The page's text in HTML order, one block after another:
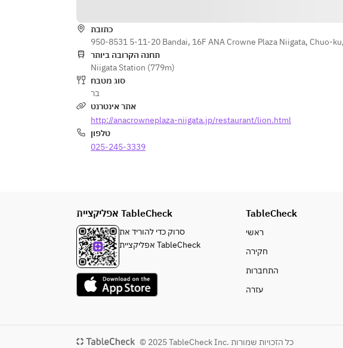
כתובת
950-8531 5-11-20 Bandai, 16F ANA Crowne Plaza Niigata, Chuo-
תחנה הקרובה ביותר
Niigata Station (779m)
סוג מטבח
בר
אתר אינטרנט
http://anacrowneplaza-niigata.jp/restaurant/lion.html
טלפון
025-245-3339
אפליקציית TableCheck
סרוק כדי להוריד את
אפליקציית TableCheck
TableCheck
ראשי
חקירה
התחברות
עזרה
© 2025 TableCheck Inc. כל הזכויות שמורות